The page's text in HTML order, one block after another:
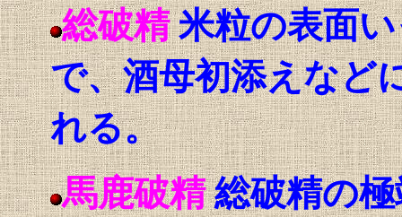
総破精米粒の表面
で、酒母初添えなど
れる。
馬鹿破精総破精の